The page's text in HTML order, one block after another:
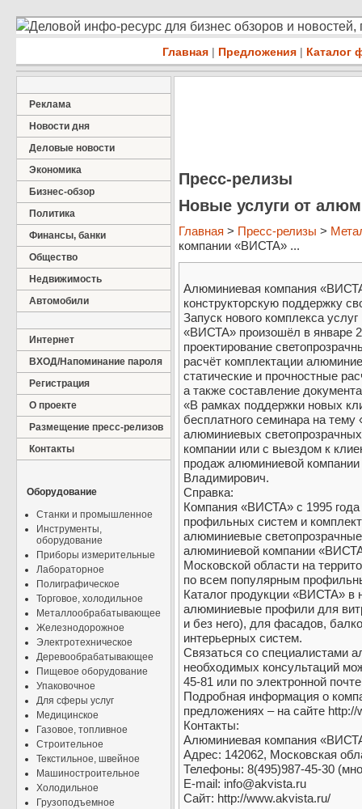
Деловой инфо-ресурс для бизнес обзоров и
Главная | Предложения | Каталог
Реклама
Новости дня
Деловые новости
Экономика
Бизнес-обзор
Политика
Финансы, банки
Общество
Недвижимость
Автомобили
Интернет
ВХОД/Напоминание пароля
Регистрация
О проекте
Размещение пресс-релизов
Контакты
Оборудование
Станки и промышленное
Инструменты,
оборудование
Приборы измерительные
Лабораторное
Полиграфическое
Торговое, холодильное
Металлообрабатывающее
Железнодорожное
Электротехническое
Деревообрабатывающее
Пищевое оборудование
Упаковочное
Для сферы услуг
Медицинское
Газовое, топливное
Строительное
Текстильное, швейное
Машиностроительное
Холодильное
Грузоподъемное
Пресс-релизы
Новые услуги от
Главная > Пресс-релизы >
компании «ВИСТА» ...
Алюминиевая компания
конструкторскую поддержку
Запуск нового комплекса
«ВИСТА» произошёл в январе
проектирование
расчёт комплектации
статические и прочностные
а также составление
«В рамках поддержки новых
бесплатного семинара на
алюминиевых
компании или с выездом к
продаж алюминиевой
Владимирович.
Справка:
Компания «ВИСТА» с 1995
профильных систем и
алюминиевые
алюминиевой компании
Московской области на
по всем популярным
Каталог продукции «ВИСТА» в
алюминиевые профили для
и без него), для фасадов,
интерьерных систем.
Связаться со специалистами
необходимых консультаций
45-81 или по электронной
Подробная информация о
предложениях – на сайте
Контакты:
Алюминиевая компания
Адрес: 142062, Московская
Телефоны: 8(495)987-45-30
E-mail: info@akvista.ru
Сайт: http://www.akvista.ru/